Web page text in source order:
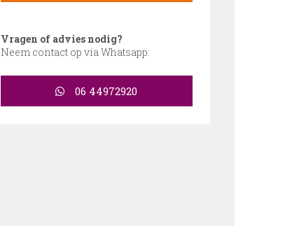
Vragen of advies nodig?
Neem contact op via Whatsapp:
06 44972920